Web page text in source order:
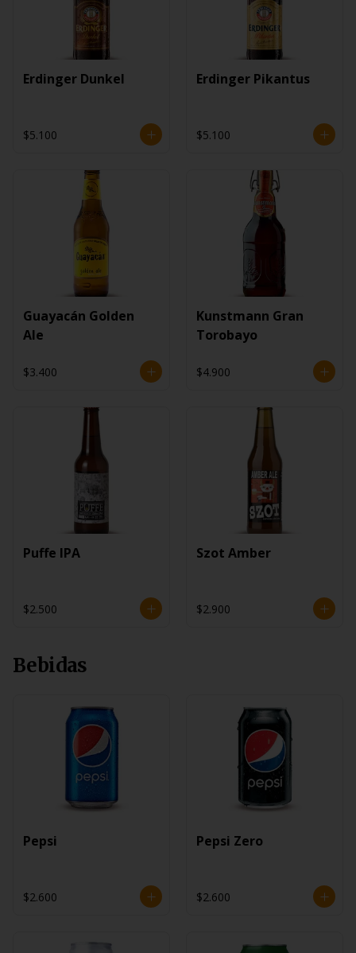
Erdinger Dunkel
$5.100
Erdinger Pikantus
$5.100
Guayacán Golden
Ale
$3.400
Kunstmann Gran
Torobayo
$4.900
Puffe IPA
$2.500
Szot Amber
$2.900
Bebidas
Pepsi
$2.600
Pepsi Zero
$2.600